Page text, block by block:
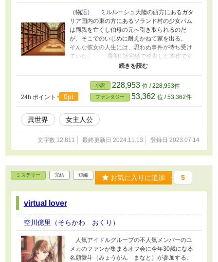
（物語） ミルルーシュ大陸の西方にあるガタ
リア国内の東の方にあるソランド村の少女パム
は両親を亡くし伯母の元へ引き取られるのだ
が、そこでのいじめに耐えかねて家を出る。
そんな彼女の人生には、思わぬ事件が待ち受け
ていた。 最初1話完結で発表した本作です
が、最初の話をプロローグとして、今後続けて
執筆・発表いたしますので、よろしくお願いし
ます。 登場人物 パム ソランド村で生まれ
育った少女。17歳。 チャーダラ・トワメ
ク チャーダラ伯爵家の長男で、準伯爵。
シェンカ・キュルン 女性の魔導士。 ダランサ 矛
の使い手。ミルルーシュ大陸の海を隔てて南方
にあるザイカン大陸北部に住む「砂漠の民」の
出身。髪は弁髪に結っている。 人間以外の種族
フィア・ルー 大人の平均身長が1グラウト（約
20センチ）。トンボのような羽で、空を飛べ
る。 地名など パロップ城 ガタリア王国南部にあ
る温暖な都市。有名なパロップ図書館がある。
24h.ポイント 0pt
小説 228,953 位 / 228,953件
ファンタジー 53,362 位 / 53,362件
異世界 女主人公
文字数 12,811 最終更新日 2024.11.13 登録日 2023.07.14
ミステリー 完結 短編 お気に入りに追加 5
virtual lover
空川億里（そらかわ おくり）
人気アイドルグループの不人気メンバーのユ
メカのファンが集まるオフ会に今年30歳になる
名願愛斗（みょうがん まなと）が参加する。